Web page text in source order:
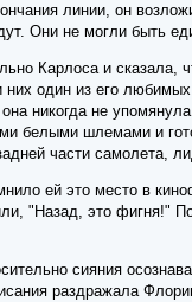
линии, он
Они не могли быть
Карлоса и
них один из его
никогда не
белыми шлемами и
части самолета,
ей это место в
"Назад, это фигня!"
сияния
раздражала